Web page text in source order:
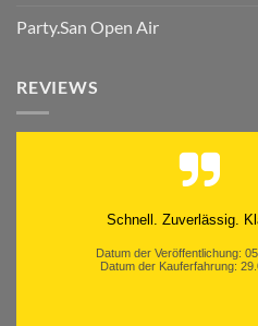
Party.San Open Air
REVIEWS
Moinsen, hat alles super
Datum der Veröffentlichung: